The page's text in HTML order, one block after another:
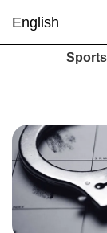
English
Sports